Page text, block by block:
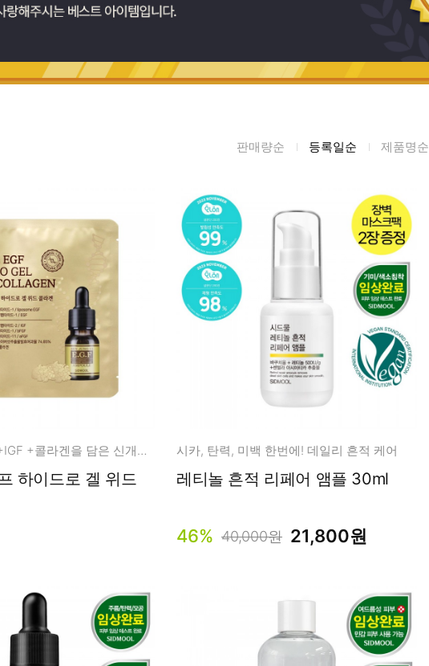
어
식품
장벽케어
미취학
청소년
남성화장품
내츄럴99
아하/바하/파하/
호호바
달팽이
카렌듈라
동백
티트리
세라마이드
글루타치온
피디알엔
판매량순 등록일순 제품명순
듀얼 EGF+FGF+IGF +콜라겐을 담은 신개념 에이징 멀티 케어
드
시카, 탄력, 미백 한번에! 데일리 흔적 케어
레티놀 흔적 리페어 앰플 30ml
46% 40,000원 21,800원